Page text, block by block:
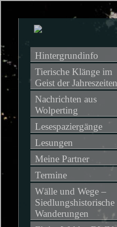
Hintergrundinfo
Tierische Klänge im
Geist der Jahreszeiten
Nachrichten aus
Wolperting
Lesespaziergänge
Lesungen
Meine Partner
Termine
Wälle und Wege –
Siedlungshistorische
Wanderungen